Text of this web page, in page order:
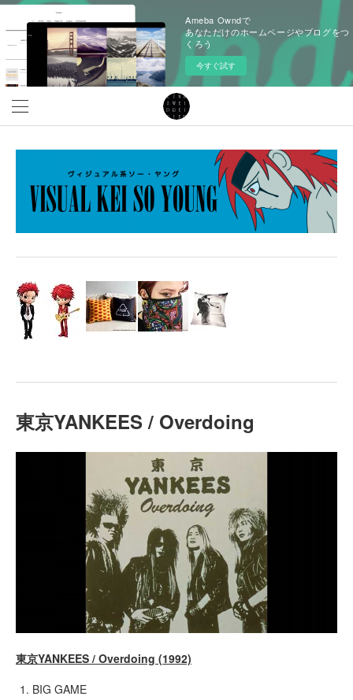
Ameba Owndで
あなただけのホームページやブログをつ
くろう
今すぐ試す
東京YANKEES / Overdoing
東京YANKEES / Overdoing (1992)
BIG GAME